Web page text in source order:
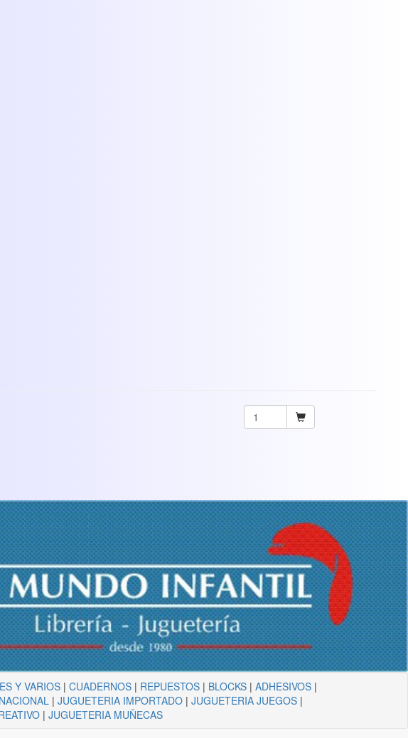
Y VARIOS |CUADERNOS | REPUESTOS | BLOCKS |ADHESIVOS |
| JUGUETERIA IMPORTADO| JUGUETERIA JUEGOS|
| JUGUETERIA MUÑECAS